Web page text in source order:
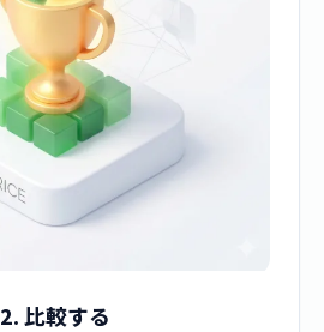
2. 比較する